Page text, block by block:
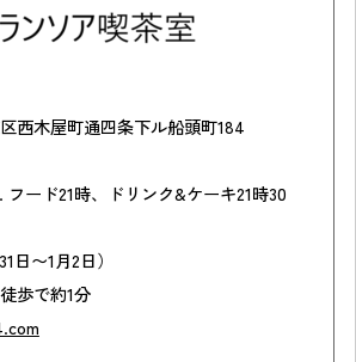
西木屋町通四条下ル船頭町184
フード21時、ドリンク&ケーキ21時30
日〜1月2日）
歩で約1分